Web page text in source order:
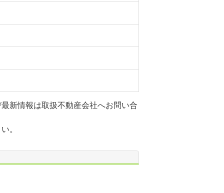
新情報は取扱不動産会社へお問い合
。